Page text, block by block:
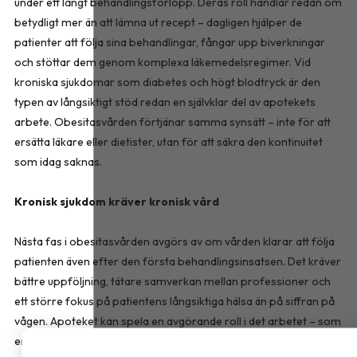
betydligt mer än att lämna ut recept – dagligen hjälper de
patienter att följa sina behandlingar, fångar upp biverkningar
och stöttar dem genom komplexa läkemedelsregimer. Vid
kroniska sjukdomar som diabetes och högt blodtryck är den
typen av långsiktigt stöd redan en självklar del av apotekets
arbete. Obesitasvården förtjänar samma synsätt – inte för att
ersätta läkare eller dietister, utan för att säkra den kontinuitet
som idag saknas.
Kronisk sjukdom kräver kronisk vård
Nästa fas i obesitasvården avgörs av om vården klarar att följa
patienten även efter den första behandlingsinsatsen. Det kräver
bättre uppföljning, tätare samverkan mellan professioner och
ett större fokus på patientens långsiktiga hälsa än på siffran på
vågen. Apoteket kan spela en avgörande roll i det arbetet – som
en av vårdens mest tillgängliga aktörer, med möjlighet att stärka